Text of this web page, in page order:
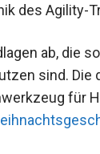
des Agility-
ab, die
sind. Die
für